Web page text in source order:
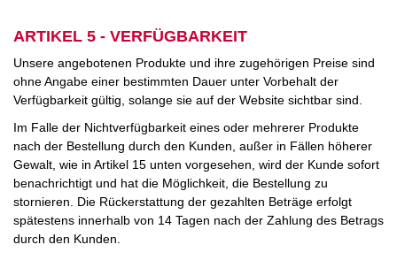
ARTIKEL 5 - VERFÜGBARKEIT
Unsere angebotenen Produkte und ihre zugehörigen Preise sind
ohne Angabe einer bestimmten Dauer unter Vorbehalt der
Verfügbarkeit gültig, solange sie auf der Website sichtbar sind.
Im Falle der Nichtverfügbarkeit eines oder mehrerer Produkte
nach der Bestellung durch den Kunden, außer in Fällen höherer
Gewalt, wie in Artikel 15 unten vorgesehen, wird der Kunde sofort
benachrichtigt und hat die Möglichkeit, die Bestellung zu
stornieren. Die Rückerstattung der gezahlten Beträge erfolgt
spätestens innerhalb von 14 Tagen nach der Zahlung des Betrags
durch den Kunden.